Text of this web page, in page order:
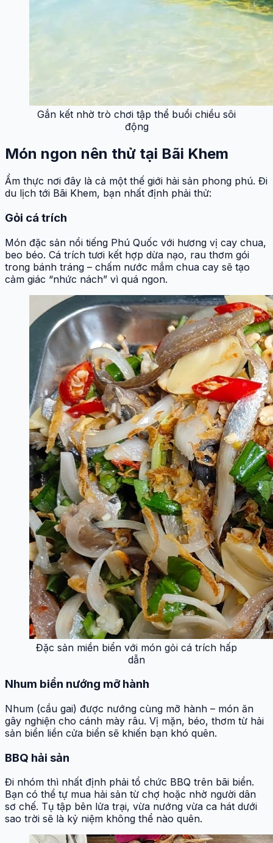
Gắn kết nhờ trò chơi tập thể buổi chiều sôi
động
Món ngon nên thử tại Bãi Khem
Ẩm thực nơi đây là cả một thế giới hải sản phong phú. Đi
du lịch tới Bãi Khem, bạn nhất định phải thử:
Gỏi cá trích
Món đặc sản nổi tiếng Phú Quốc với hương vị cay chua,
beo béo. Cá trích tươi kết hợp dừa nạo, rau thơm gói
trong bánh tráng – chấm nước mắm chua cay sẽ tạo
cảm giác “nhức nách” vì quá ngon.
Đặc sản miền biển với món gỏi cá trích hấp
dẫn
Nhum biển nướng mỡ hành
Nhum (cầu gai) được nướng cùng mỡ hành – món ăn
gây nghiện cho cánh mày râu. Vị mặn, béo, thơm từ hải
sản biển liền cửa biển sẽ khiến bạn khó quên.
BBQ hải sản
Đi nhóm thì nhất định phải tổ chức BBQ trên bãi biển.
Bạn có thể tự mua hải sản từ chợ hoặc nhờ người dân
sơ chế. Tụ tập bên lửa trại, vừa nướng vừa ca hát dưới
sao trời sẽ là kỷ niệm không thể nào quên.